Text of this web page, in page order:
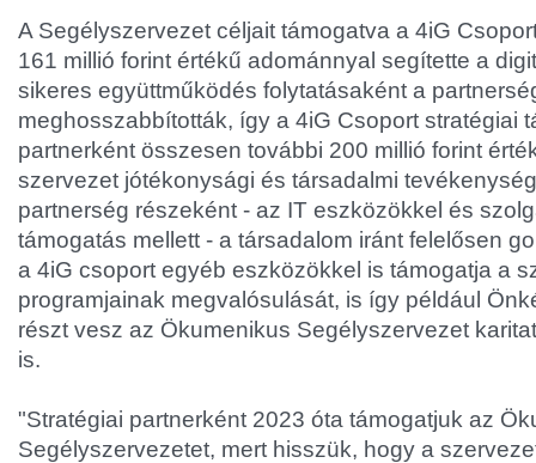
A Segélyszervezet céljait támogatva a 4iG
161 millió forint értékű adománnyal segítette a
sikeres együttműködés folytatásaként a
meghosszabbították, így a 4iG Csoport stratégiai
partnerként összesen további 200 millió forint
szervezet jótékonysági és társadalmi
partnerség részeként - az IT eszközökkel és
támogatás mellett - a társadalom iránt felelősen
a 4iG csoport egyéb eszközökkel is támogatja a
programjainak megvalósulását, is így például
részt vesz az Ökumenikus Segélyszervezet
is.
"Stratégiai partnerként 2023 óta támogatjuk az
Segélyszervezetet, mert hisszük, hogy a